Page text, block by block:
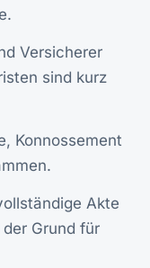
Versicherer
sind kurz
Konnossement
Akte
Grund für